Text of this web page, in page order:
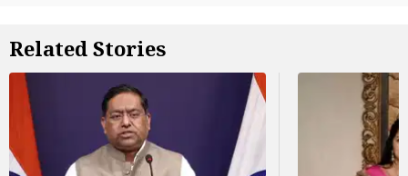
Related Stories